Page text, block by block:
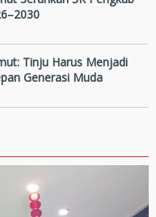
Tinju Harus Menjadi
Generasi Muda